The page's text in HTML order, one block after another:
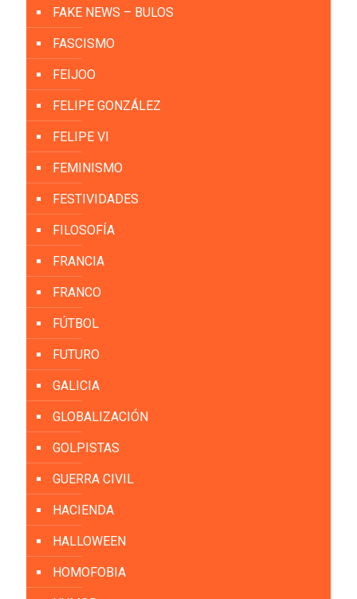
FAKE NEWS – BULOS
FASCISMO
FEIJOO
FELIPE GONZÁLEZ
FELIPE VI
FEMINISMO
FESTIVIDADES
FILOSOFÍA
FRANCIA
FRANCO
FÚTBOL
FUTURO
GALICIA
GLOBALIZACIÓN
GOLPISTAS
GUERRA CIVIL
HACIENDA
HALLOWEEN
HOMOFOBIA